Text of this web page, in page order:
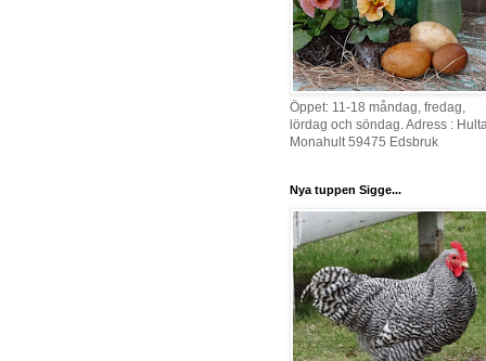
Öppet: 11-18 måndag, fredag,
lördag och söndag. Adress :
Monahult 59475 Edsbruk
Nya tuppen Sigge...